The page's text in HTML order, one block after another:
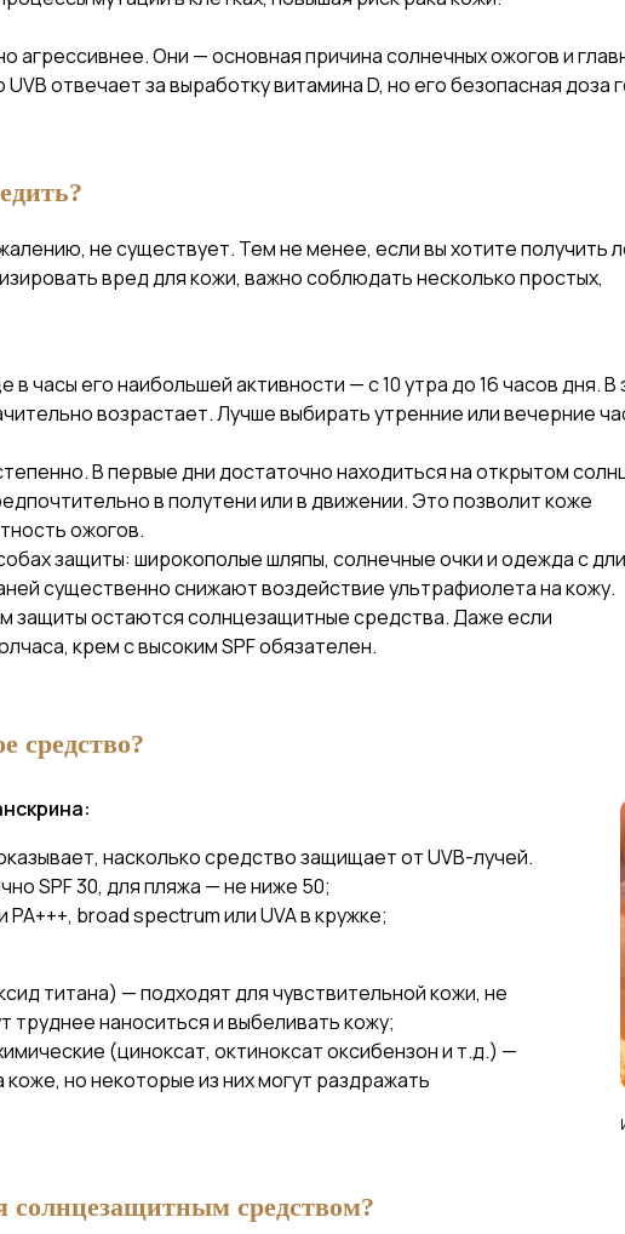
агрессивнее. Они — основная причина солнечных ожогов и
отвечает за выработку витамина D, но его безопасная доза
не существует. Тем не менее, если вы хотите получить
вред для кожи, важно соблюдать несколько простых,
в часы его наибольшей активности — с 10 утра до 16 часов дня. В
возрастает. Лучше выбирать утренние или вечерние
В первые дни достаточно находиться на открытом
в полутени или в движении. Это позволит коже
ожогов.
защиты: широкополые шляпы, солнечные очки и одежда с
существенно снижают воздействие ультрафиолета на кожу.
защиты остаются солнцезащитные средства. Даже если
крем с высоким SPF обязателен.
средство?
насколько средство защищает от UVB-лучей.
SPF 30, для пляжа — не ниже 50;
broad spectrum или UVA в кружке;
титана) — подходят для чувствительной кожи, не
труднее наноситься и выбеливать кожу;
(циноксат, октиноксат оксибензон и т.д.) —
но некоторые из них могут раздражать
солнцезащитным средством?